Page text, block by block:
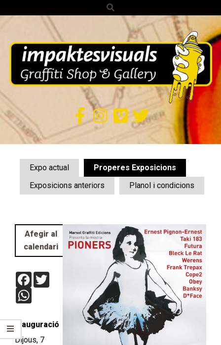
to
Search
IMPAKTES
VISUALS
Navigation
Expo actual
Properes Exposicions
Exposicions anteriors
Planol i condicions
Afegir al
calendari
Facebook
Inauguració
Dijous, 7